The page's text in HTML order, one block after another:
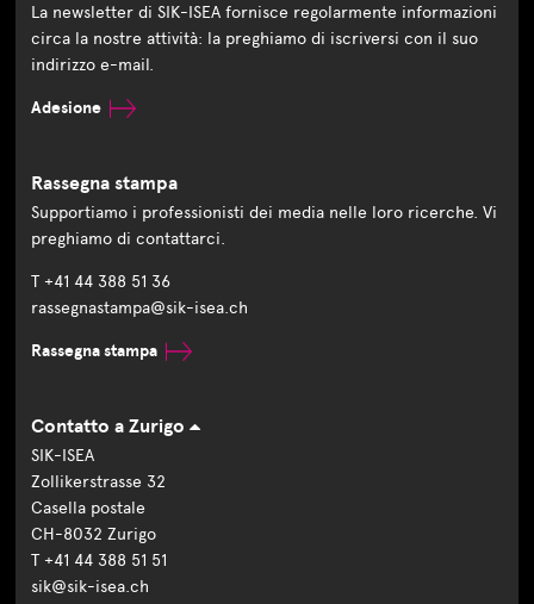
La newsletter di SIK-ISEA fornisce regolarmente informazioni
circa la nostre attività: la preghiamo di iscriversi con il suo
indirizzo e-mail.
Adesione
Rassegna stampa
Supportiamo i professionisti dei media nelle loro ricerche. Vi
preghiamo di contattarci.
T +41 44 388 51 36
rassegnastampa@sik-isea.ch
Rassegna stampa
Contatto a Zurigo
SIK-ISEA
Zollikerstrasse 32
Casella postale
CH-8032 Zurigo
T +41 44 388 51 51
sik@sik-isea.ch